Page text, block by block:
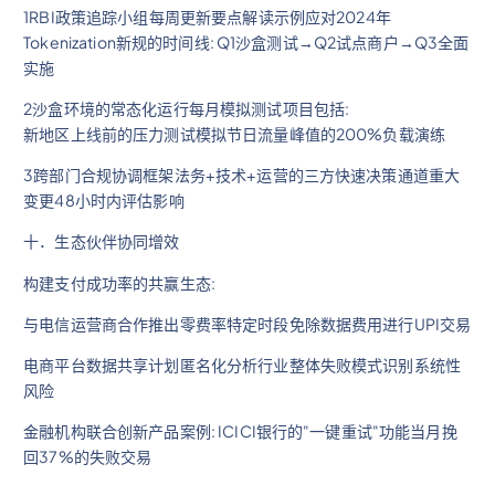
1RBI政策追踪小组每周更新要点解读示例应对2024年
Tokenization新规的时间线: Q1沙盒测试→Q2试点商户→Q3全面
实施
2沙盒环境的常态化运行每月模拟测试项目包括:
新地区上线前的压力测试模拟节日流量峰值的200%负载演练
3跨部门合规协调框架法务+技术+运营的三方快速决策通道重大
变更48小时内评估影响
十．生态伙伴协同增效
构建支付成功率的共赢生态:
与电信运营商合作推出零费率特定时段免除数据费用进行UPI交易
电商平台数据共享计划匿名化分析行业整体失败模式识别系统性
风险
金融机构联合创新产品案例: ICICI银行的"一键重试"功能当月挽
回37%的失败交易